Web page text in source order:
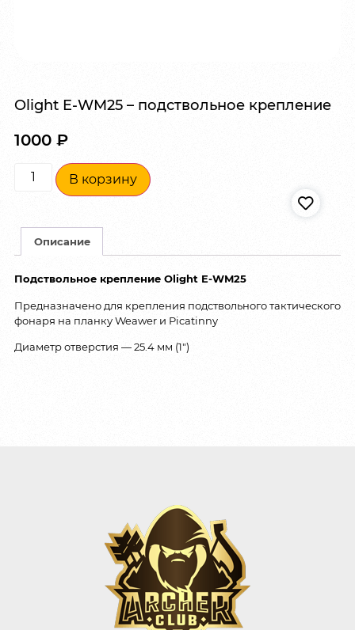
Olight E-WM25 – подствольное крепление
1000 ₽
В корзину
Описание
Подствольное крепление Olight E-WM25
Предназначено для крепления подствольного тактического
фонаря на планку Weawer и Picatinny
Диаметр отверстия — 25.4 мм (1″)